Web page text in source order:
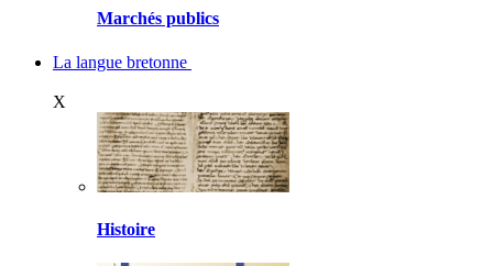
Marchés publics
La langue bretonne
X
Histoire